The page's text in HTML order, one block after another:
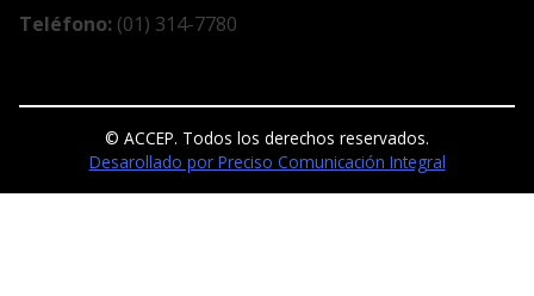
Teléfono: (01) 314-7780
© ACCEP. Todos los derechos reservados.
Desarollado por Preciso Comunicación Integral